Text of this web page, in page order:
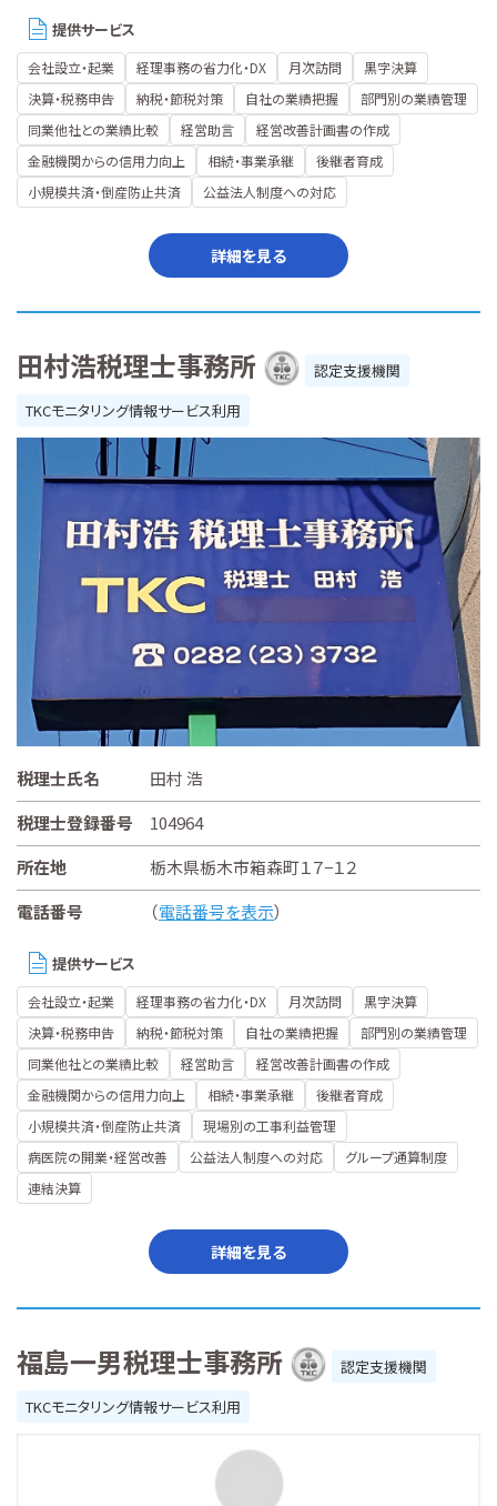
提供サービス
会社設立・起業 経理事務の省力化・DX 月次訪問
黒字決算
決算・税務申告
納税・節税対策 自社の業績把握
部門別の業績管理
同業他社との業績比較
経営助言
経営改善計画書の作成
金融機関からの信用力向上
相続・事業承継
後継者育成
小規模共済・倒産防止共済
公益法人制度への対応
詳細を見る
田村浩税理士事務所
認定支援機関
TKCモニタリング情報サービス利用
税理士氏名
田村 浩
税理士登録番号
104964
所在地
栃木県栃木市箱森町１７−１２
電話番号
（電話番号を表示）
提供サービス
会社設立・起業 経理事務の省力化・DX 月次訪問
黒字決算
決算・税務申告
納税・節税対策 自社の業績把握
部門別の業績管理
同業他社との業績比較
経営助言
経営改善計画書の作成
金融機関からの信用力向上
相続・事業承継
後継者育成
小規模共済・倒産防止共済
現場別の工事利益管理
病医院の開業・経営改善
公益法人制度への対応
グループ通算制度
連結決算
詳細を見る
福島一男税理士事務所
認定支援機関
TKCモニタリング情報サービス利用